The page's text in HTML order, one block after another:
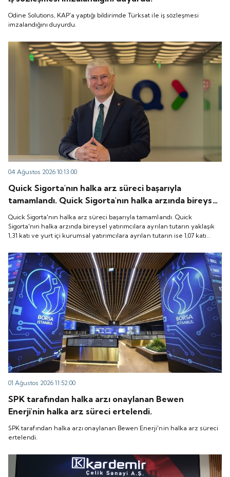
Odine Solutions, KAP'a yaptığı bildirimde Türksat ile iş sözleşmesi
imzalandığını duyurdu.
04 Ağustos 2026 10:13:00
Quick Sigorta'nın halka arz süreci başarıyla
tamamlandı. Quick Sigorta'nın halka arzında bireysel
yatırımcılara ayrılan tutarın yaklaşık 1,31 katı ve yurt
içi kurumsal yatırımcılara ayrılan tutarın ise 1,07 katı
talep geldi. Quick Sigorta, 6 Ağustos 2026 tarihinde
görmeye başlayacak.
Quick Sigorta'nın halka arz süreci başarıyla tamamlandı. Quick
Sigorta'nın halka arzında bireysel yatırımcılara ayrılan tutarın yaklaşık
1,31 katı ve yurt içi kurumsal yatırımcılara ayrılan tutarın ise 1,07 katı
koduyla Borsa İstanbul'da işlem görmeye başlayacak.
01 Ağustos 2026 11:52:00
SPK tarafından halka arzı onaylanan Bewen
Enerji'nin halka arz süreci ertelendi.
SPK tarafından halka arzı onaylanan Bewen Enerji'nin halka arz süreci
ertelendi.